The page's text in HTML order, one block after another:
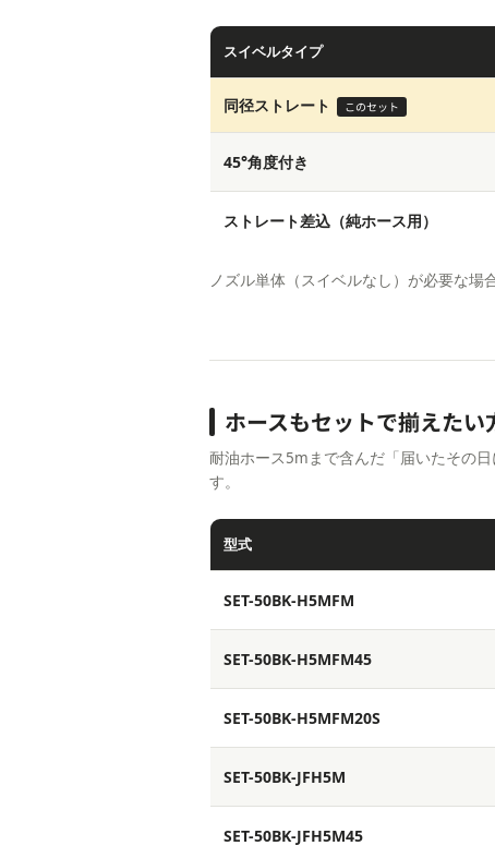
スイベルタイプ
同径ストレート このセット
45°角度付き
ストレート差込（純ホース用）
ノズル単体（スイベルなし）が必要な場
ホースもセットで揃えたい
耐油ホース5mまで含んだ「届いたその
す。
型式
SET-50BK-H5MFM
SET-50BK-H5MFM45
SET-50BK-H5MFM20S
SET-50BK-JFH5M
SET-50BK-JFH5M45